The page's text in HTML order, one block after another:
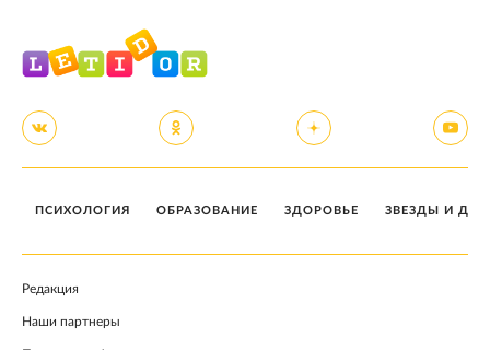
ПСИХОЛОГИЯ ОБРАЗОВАНИЕ ЗДОРОВЬЕ ЗВЕЗДЫ И
Редакция
Наши партнеры